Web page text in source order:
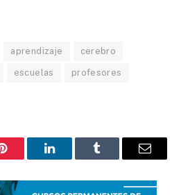
aprendizaje cerebro
escuelas profesores
Pinterest LinkedInTumblr Email